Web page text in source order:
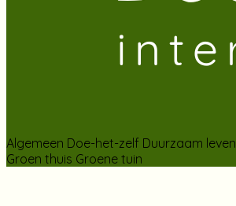
Algemeen Doe-het-zelf Duurzaam leven
Groen thuis Groene tuin